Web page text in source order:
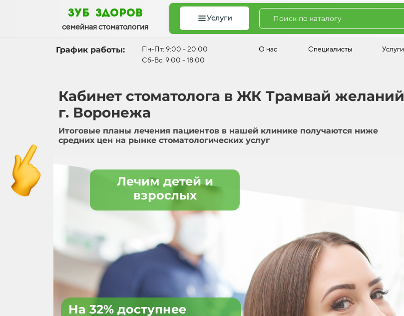
зуб здоров
семейная стоматология
Услуги
График работы:
Пн-Пт: 9:00 - 20:00
Сб-Вс: 9:00 - 18:00
О нас Специалисты Услуги
Лечим детей и
взрослых
Кабинет стоматолога в ЖК Трамвай желаний
г. Воронежа
Итоговые планы лечения пациентов в нашей клинике получаются ниже
средних цен на рынке стоматологических услуг
На 32% доступнее